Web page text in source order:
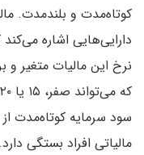
کوتاه‌مدت و بلندمدت.
دارایی‌هایی اشاره
نرخ این مالیات متغیر
مالیاتی افراد بستگی